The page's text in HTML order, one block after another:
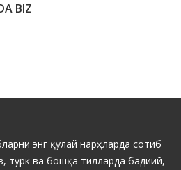
BIZ
энг қулай нарҳларда сотиб
турк ва бошқа тилларда бадиий,